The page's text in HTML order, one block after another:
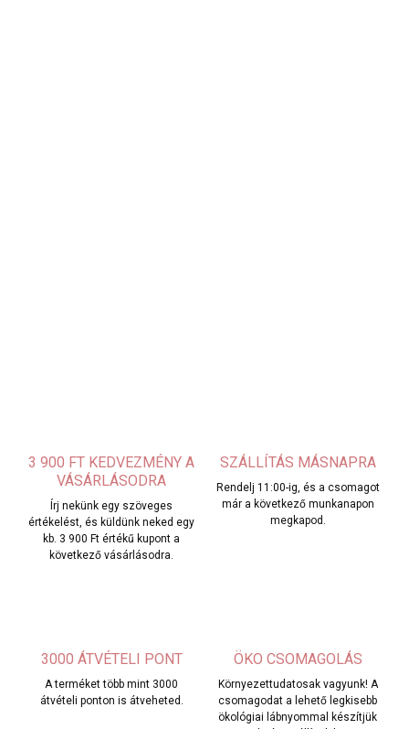
3 900 FT KEDVEZMÉNY A
VÁSÁRLÁSODRA
Írj nekünk egy szöveges
értékelést, és küldünk neked egy
kb. 3 900 Ft értékű kupont a
következő vásárlásodra.
SZÁLLÍTÁS MÁSNAPRA
Rendelj 11:00-ig, és a csomagot
már a következő munkanapon
megkapod.
3000 ÁTVÉTELI PONT
A terméket több mint 3000
átvételi ponton is átveheted.
ÖKO CSOMAGOLÁS
Környezettudatosak vagyunk! A
csomagodat a lehető legkisebb
ökológiai lábnyommal készítjük